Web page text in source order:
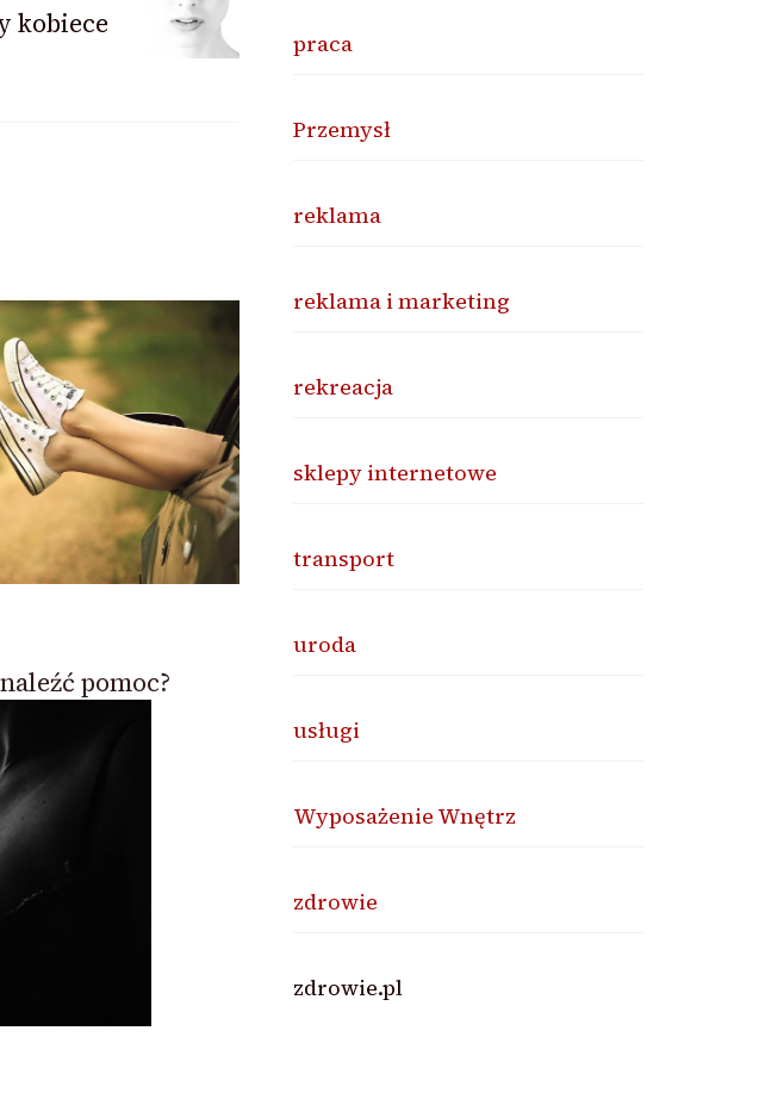
kobiece
pomoc?
praca
Przemysł
reklama
reklama i marketing
rekreacja
sklepy internetowe
transport
uroda
usługi
Wyposażenie Wnętrz
zdrowie
zdrowie.pl